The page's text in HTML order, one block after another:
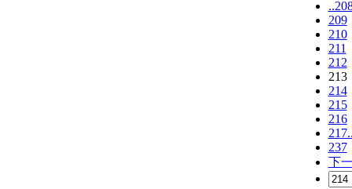
209
210
211
212
213
214
215
216
237
下